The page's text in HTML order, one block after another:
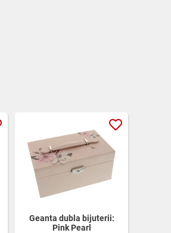
Geanta dubla bijuterii:
Pink Pearl